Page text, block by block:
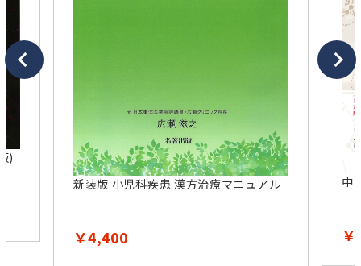
中国の星座の歴史 普及版
￥2,100
カ